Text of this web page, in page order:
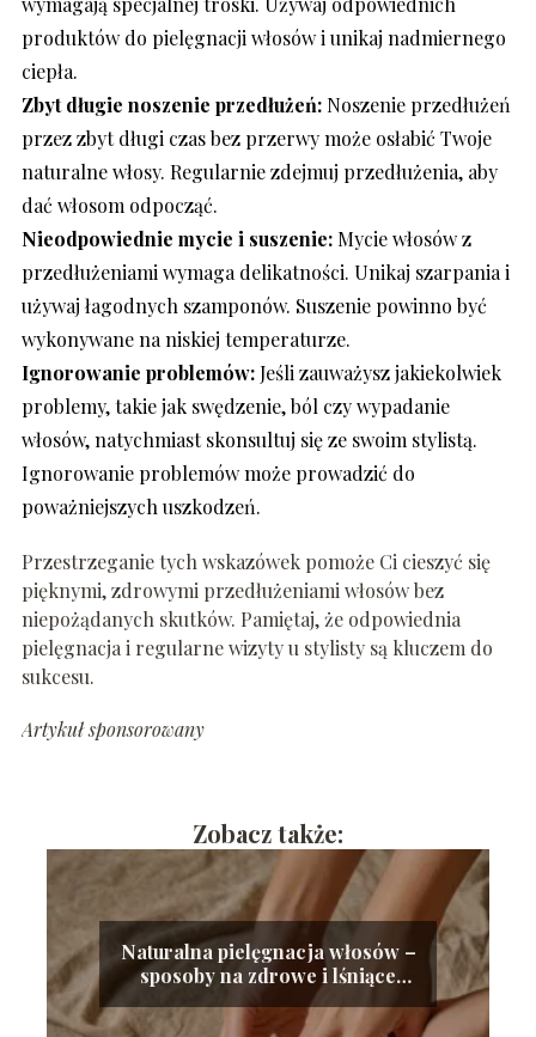
produktów do pielęgnacji włosów i unikaj nadmiernego
ciepła.
Zbyt długie noszenie przedłużeń:Noszenie przedłużeń
przez zbyt długi czas bez przerwy może osłabić Twoje
naturalne włosy. Regularnie zdejmuj przedłużenia, aby
dać włosom odpocząć.
Nieodpowiednie mycie i suszenie:Mycie włosów z
przedłużeniami wymaga delikatności. Unikaj szarpania i
używaj łagodnych szamponów. Suszenie powinno być
wykonywane na niskiej temperaturze.
Ignorowanie problemów:Jeśli zauważysz jakiekolwiek
problemy, takie jak swędzenie, ból czy wypadanie
włosów, natychmiast skonsultuj się ze swoim stylistą.
Ignorowanie problemów może prowadzić do
poważniejszych uszkodzeń.
Przestrzeganie tych wskazówek pomoże Ci cieszyć się
pięknymi, zdrowymi przedłużeniami włosów bez
niepożądanych skutków. Pamiętaj, że odpowiednia
pielęgnacja i regularne wizyty u stylisty są kluczem do
sukcesu.
Artykuł sponsorowany
Zobacz także:
Naturalna pielęgnacja włosów –
sposoby na zdrowe i lśniące
kosmyki